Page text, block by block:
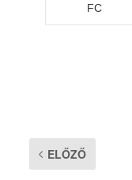
FC
ELŐZŐ